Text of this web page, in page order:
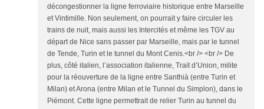
décongestionner la ligne ferroviaire historique entre Marseille
et Vintimille. Non seulement, on pourrait y faire circuler les
trains de nuit, mais aussi les Intercités et même les TGV au
départ de Nice sans passer par Marseille, mais par le tunnel
de Tende, Turin et le tunnel du Mont Cenis.<br /> <br /> De
plus, côté italien, l’association italienne, Trait d’Union, milite
pour la réouverture de la ligne entre Santhià (entre Turin et
Milan) et Arona (entre Milan et le Tunnel du Simplon), dans le
Piémont. Cette ligne permettrait de relier Turin au tunnel du